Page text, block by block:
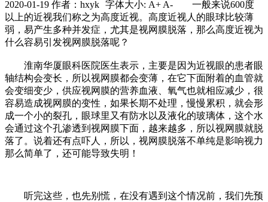
2020-01-19 作者：hxyk 字体大小: A+ A- 一般来说600度
以上的近视我们称之为高度近视。高度近视人的眼球比较薄
弱，易产生多种并发症，尤其是视网膜脱落，那么高度近视为
什么容易引发视网膜脱落呢？
淮南华厦眼科医院医生表示，主要是因为近视眼的患者眼
轴结构会变长，所以视网膜都会变薄，在它下面附着的血管就
会变细变少，供应视网膜的营养血液、氧气也就相应减少，很
容易造成视网膜的变性，如果长期不处理，慢慢累积，就会形
成一个小的裂孔，眼球里又有防水以及液化的玻璃体，这个水
会通过这个孔渗透到视网膜下面，越来越多，所以视网膜就脱
落了。说着还有点吓人，所以，视网膜脱落不单纯是影响视力
那么简单了，还可能导致失明！
听完这些，也先别慌，在没有遇到这个情况前，我们先预